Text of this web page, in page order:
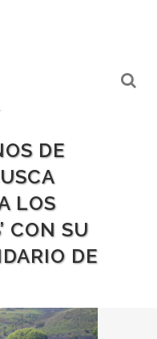
DE
LOS
CON SU
DE